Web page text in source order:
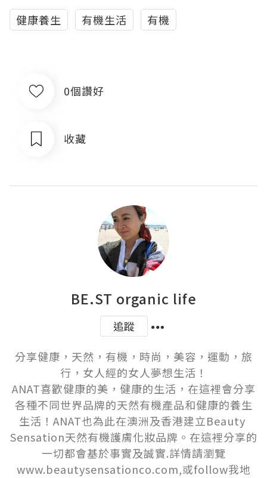
健康養生 有機生活 有機
0個讚好
收藏
BE.ST organic life
追蹤
分享健康，天然，有機，時尚，美容，運動，旅
行，女人經的女人夢想生活！
ANAT喜歡健康的美，健康的生活，在這裡會分享
各種不同世界品牌的天然有機產品和健康的養生
生活！ANAT也為此在澳洲及香港建立Beauty
Sensation天然有機護膚化妝品牌。在這裡分享的
一切都會基於事實及誠實.詳情請瀏覽
www.beautysensationco.com,或follow我地